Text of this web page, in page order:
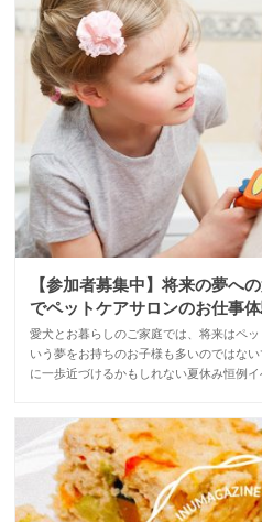
【参加者募集中】将来の夢へ
でペットケアサロンのお仕事
愛犬とお暮らしのご家庭では、将来はペ
いう夢をお持ちのお子様も多いのではな
に一歩近づけるかもしれない夏休み恒例イ